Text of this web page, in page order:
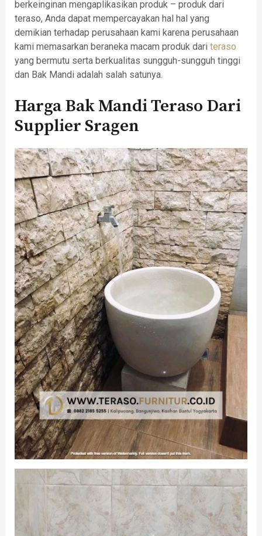
berkeinginan mengaplikasikan produk – produk dari
teraso, Anda dapat mempercayakan hal hal yang
demikian terhadap perusahaan kami karena perusahaan
kami memasarkan beraneka macam produk dari teraso
yang bermutu serta berkualitas sungguh-sungguh tinggi
dan Bak Mandi adalah salah satunya.
Harga Bak Mandi Teraso Dari
Supplier Sragen